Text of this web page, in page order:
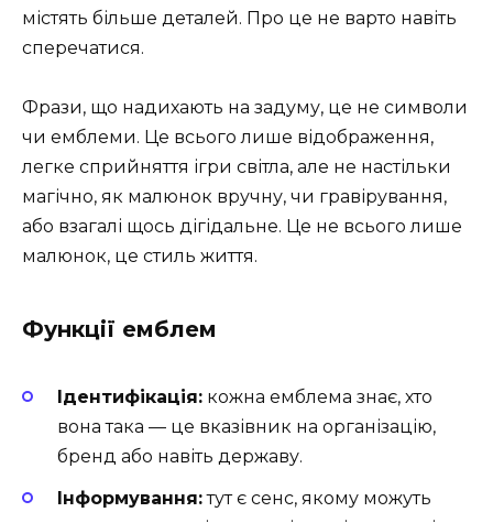
містять більше деталей. Про це не варто навіть
сперечатися.
Фрази, що надихають на задуму, це не символи
чи емблеми. Це всього лише відображення,
легке сприйняття ігри світла, але не настільки
магічно, як малюнок вручну, чи гравірування,
або взагалі щось дігідальне. Це не всього лише
малюнок, це стиль життя.
Функції емблем
Ідентифікація: кожна емблема знає, хто
вона така — це вказівник на організацію,
бренд або навіть державу.
Інформування:тут є сенс, якому можуть